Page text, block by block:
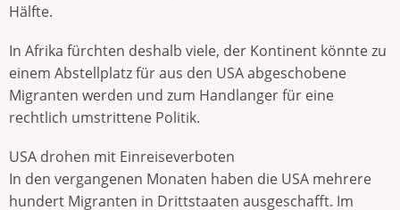
Hälfte.
In Afrika fürchten deshalb viele, der Kontinent könnte zu
einem Abstellplatz für aus den USA abgeschobene
Migranten werden und zum Handlanger für eine
rechtlich umstrittene Politik.
USA drohen mit Einreiseverboten
In den vergangenen Monaten haben die USA mehrere
hundert Migranten in Drittstaaten ausgeschafft. Im